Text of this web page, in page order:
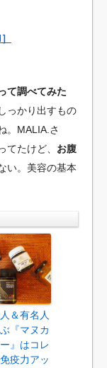
て調べてみた
っかり出すもの
。MALIA.さ
たけど、 お腹
い。美容の基本
＆有名人
『マヌカ
』はコレ
疫力アッ